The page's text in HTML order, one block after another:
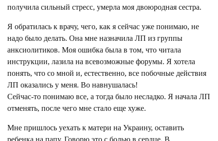
получила сильный стресс, умерла моя двоюродная сестра.
Я обратилась к врачу, чего, как я сейчас уже понимаю, не
надо было делать. Она мне назначила ЛП из группы
анксиолитиков. Моя ошибка была в том, что читала
инструкции, лазила на всевозможные форумы. Я хотела
понять, что со мной и, естественно, все побочные действия
ЛП оказались у меня. Во навнушалась!
Сейчас-то понимаю все, а тогда было несладко. Я начала ЛП
отменять, после чего мне стало еще хуже.
Мне пришлось уехать к матери на Украину, оставить
ребенка на папу. Говорю это с болью в сердце. В